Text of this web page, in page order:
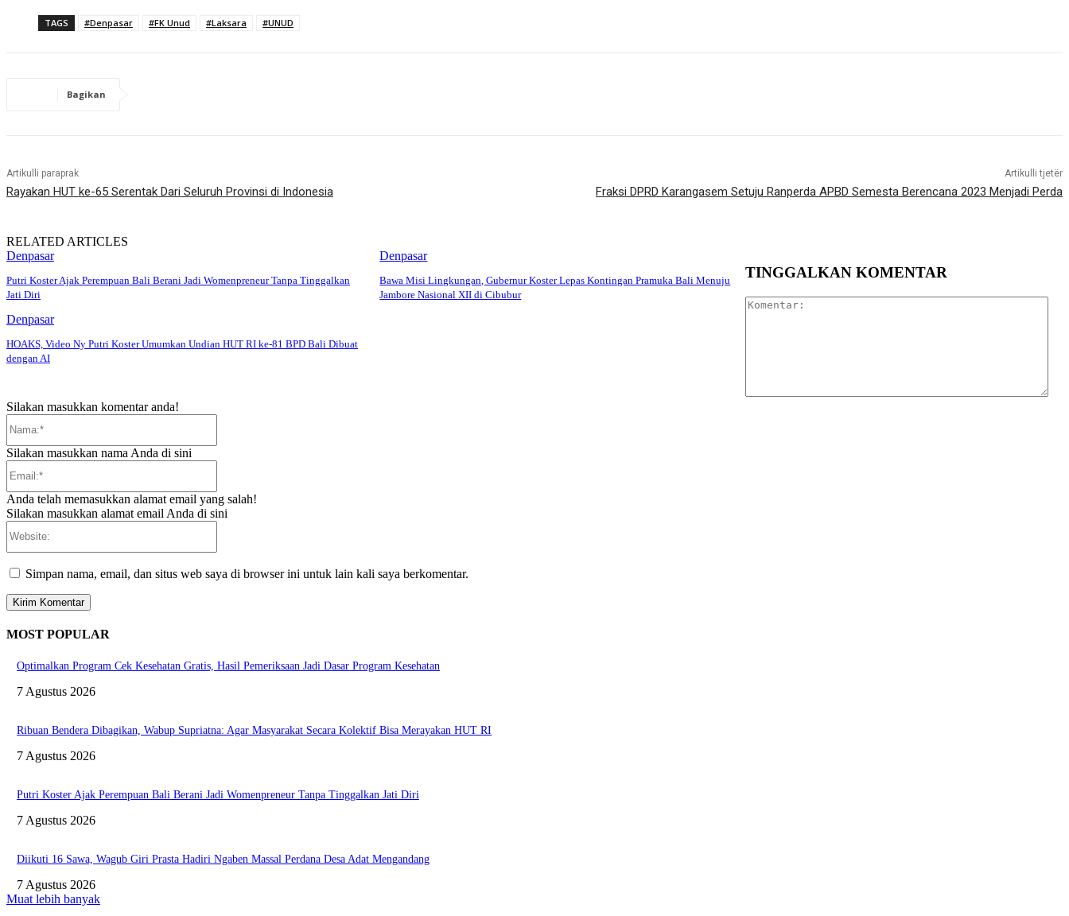
TAGS #Denpasar #FK Unud #Laksara #UNUD
Bagikan
Artikulli paraprak
Rayakan HUT ke-65 Serentak Dari Seluruh Provinsi di Indonesia
Artikulli tjetër
Fraksi DPRD Karangasem Setuju Ranperda APBD Semesta Berencana 2023 Menjadi Perda
RELATED ARTICLES
Denpasar
Putri Koster Ajak Perempuan Bali Berani Jadi Womenpreneur Tanpa Tinggalkan
Jati Diri
Denpasar
Bawa Misi Lingkungan, Gubernur Koster Lepas Kontingan Pramuka Bali Menuju
Jambore Nasional XII di Cibubur
Denpasar
HOAKS, Video Ny Putri Koster Umumkan Undian HUT RI ke-81 BPD Bali Dibuat
dengan AI
TINGGALKAN KOMENTAR
Silakan masukkan komentar anda!
Silakan masukkan nama Anda di sini
Anda telah memasukkan alamat email yang salah!
Silakan masukkan alamat email Anda di sini
Simpan nama, email, dan situs web saya di browser ini untuk lain kali saya berkomentar.
MOST POPULAR
Optimalkan Program Cek Kesehatan Gratis, Hasil Pemeriksaan Jadi Dasar Program Kesehatan
7 Agustus 2026
Ribuan Bendera Dibagikan, Wabup Supriatna: Agar Masyarakat Secara Kolektif Bisa Merayakan HUT RI
7 Agustus 2026
Putri Koster Ajak Perempuan Bali Berani Jadi Womenpreneur Tanpa Tinggalkan Jati Diri
7 Agustus 2026
Diikuti 16 Sawa, Wagub Giri Prasta Hadiri Ngaben Massal Perdana Desa Adat Mengandang
7 Agustus 2026
Muat lebih banyak